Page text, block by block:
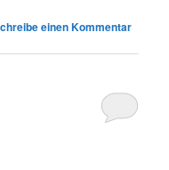
einen Kommentar